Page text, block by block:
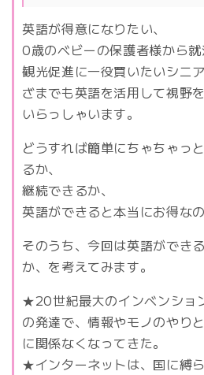
英語が得意になりたい、
0歳のベビーの保護者様から
観光促進に一役買いたいシニ
ざまでも英語を活用して視野
いらっしゃいます。
どうすれば簡単にちゃちゃっ
るか、
継続できるか、
英語ができると本当にお得なの
そのうち、今回は英語ができ
か、を考えてみます。
★20世紀最大のインベンショ
の発達で、情報やモノのやり
に関係なくなってきた。
★インターネットは、国に縛